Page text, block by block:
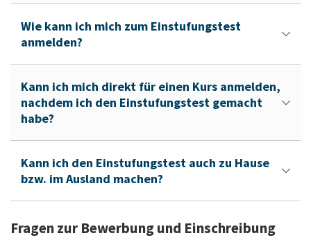
Wie kann ich mich zum Einstufungstest
anmelden?
Kann ich mich direkt für einen Kurs anmelden,
nachdem ich den Einstufungstest gemacht
habe?
Kann ich den Einstufungstest auch zu Hause
bzw. im Ausland machen?
Fragen zur Bewerbung und Einschreibung